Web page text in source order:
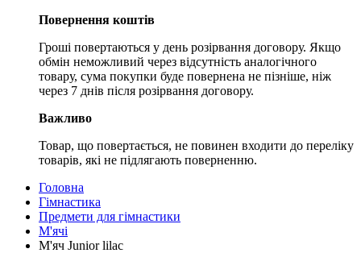
Повернення коштів
Гроші повертаються у день розірвання договору. Якщо
обмін неможливий через відсутність аналогічного
товару, сума покупки буде повернена не пізніше, ніж
через 7 днів після розірвання договору.
Важливо
Товар, що повертається, не повинен входити до переліку
товарів, які не підлягають поверненню.
Головна
Гімнастика
Предмети для гімнастики
М'ячі
М'яч Junior lilac